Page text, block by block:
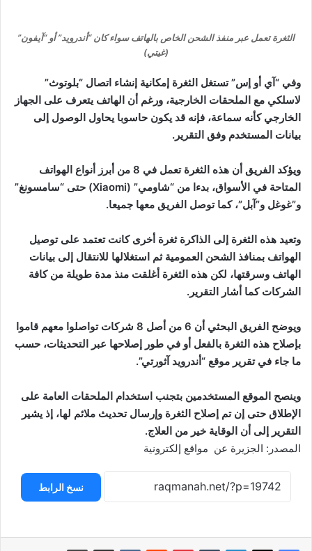
الثغرة تعمل عبر منفذ الشحن الخاص بالهاتف سواء كان “أندرويد” أو “آيفون”
(غيتي)
وفي “آي أو إس” تستغل الثغرة إمكانية إنشاء اتصال “بلوتوث”
لاسلكي مع الملحقات الخارجية، ورغم أن الهاتف يتعرف على الجهاز
الخارجي كأنه سماعة، فإنه قد يكون حاسوبا يحاول الوصول إلى
بيانات المستخدم وفق التقرير.
ويؤكد الفريق أن هذه الثغرة تعمل في 8 من أبرز أنواع الهواتف
المتاحة في الأسواق، بدءا من “شاومي” (Xiaomi) حتى “سامسونغ”
و”غوغل و”آبل”، كما توصل الفريق معها جميعا.
وتعيد هذه الثغرة إلى الذاكرة ثغرة أخرى كانت تعتمد على توصيل
الهواتف بمنافذ الشحن العمومية ثم استغلالها للانتقال إلى بيانات
الهاتف وسرقتها، لكن هذه الثغرة أغلقت منذ مدة طويلة من كافة
الشركات كما أشار التقرير.
ويوضح الفريق البحثي أن 6 من أصل 8 شركات تواصلوا معهم قاموا
بإصلاح هذه الثغرة بالفعل أو في طور إصلاحها عبر التحديثات، حسب
ما جاء في تقرير موقع “أندرويد آثورتي”.
وينصح الموقع المستخدمين بتجنب استخدام الملحقات العامة على
الإطلاق حتى إن تم إصلاح الثغرة وإرسال تحديث ملائم لها، إذ يشير
التقرير إلى أن الوقاية خير من العلاج.
المصدر: الجزيرة عن مواقع إلكترونية
نسخ الرابط